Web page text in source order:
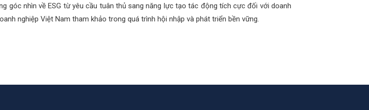
nhìn về ESG từ yêu cầu tuân thủ sang năng lực tạo tác động tích cực đối với doanh
nghiệp Việt Nam tham khảo trong quá trình hội nhập và phát triển bền vững.